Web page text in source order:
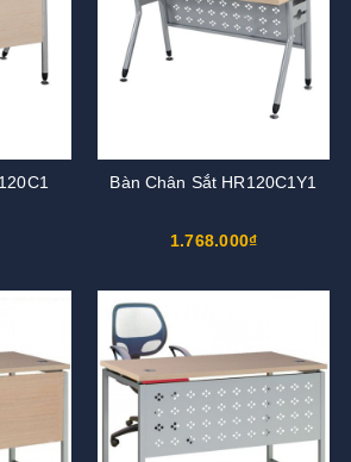
Bàn Chân Sắt HR120C1Y1
1.768.000₫